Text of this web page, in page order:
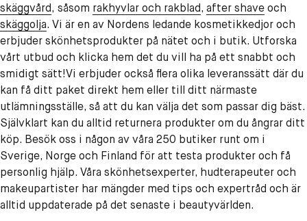
skäggvård, såsom rakhyvlar och rakblad, after shaveoch
skäggolja. Vi är en av Nordens ledande kosmetikkedjor och
erbjuder skönhetsprodukter på nätet och i butik. Utforska
vårt utbud och klicka hem det du vill ha på ett snabbt och
smidigt sätt!Vi erbjuder också flera olika leveranssätt där du
kan få ditt paket direkt hem eller till ditt närmaste
utlämningsställe, så att du kan välja det som passar dig bäst.
Självklart kan du alltid returnera produkter om du ångrar ditt
köp. Besök oss i någon av våra 250 butiker runt om i
Sverige, Norge och Finland för att testa produkter och få
personlig hjälp. Våra skönhetsexperter, hudterapeuter och
makeupartister har mängder med tips och expertråd och är
alltid uppdaterade på det senaste i beautyvärlden.